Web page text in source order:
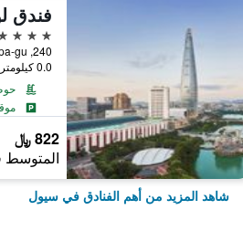
فندق
5 نجوم
240, Olympic-ro, Songpa-gu, سيول, كوريا الجنوبية
0.0 كيلومتر عن وسط المدينة
822 ﷼
المتوسط
شاهد المزيد من أهم الفنادق في سيول